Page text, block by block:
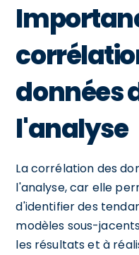
données
l'analyse
La corrélation des
l'analyse, car elle
d'identifier des
modèles sous-
les résultats et à